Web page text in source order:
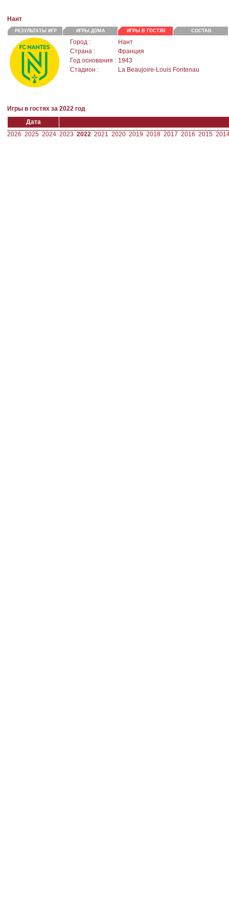
Нант
РЕЗУЛЬТАТЫ ИГР ИГРЫ ДОМА ИГРЫ В ГОСТЯХ СОСТАВ
Город :
Нант
Страна :
Франция
Год основания : 1943
Стадион :
La Beaujoire-Louis Fontenau
Игры в гостях за 2022 год
Дата
2026 2025 2024 2023 2022 2021 2020 2019 2018 2017 2016 2015